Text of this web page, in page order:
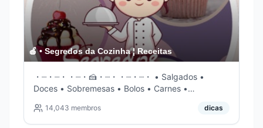
🍎 • Segredos da Cozinha ¦ Receitas
・┈・┈・・┈・🍰・┈・・┈・┈・ ㅤ• Salgados •
Doces ㅤ• Sobremesas • Bolos ㅤ• Carnes •
┈・┈・・┈・🍰・┈・・┈・┈・
14,043 membros dicas